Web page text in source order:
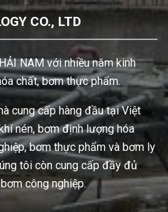
CO., LTD
NAM với nhiều năm kinh
chất, bơm thực phẩm.
cung cấp hàng đầu tại Việt
nén, bơm định lượng hóa
bơm thực phẩm và bơm ly
tôi còn cung cấp đầy đủ
công nghiệp.